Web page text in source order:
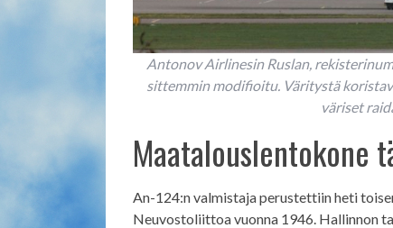
Antonov Airlinesin Ruslan,
sittemmin modifioitu. Väritystä
väriset
Maatalouslentokone
An-124:n valmistaja perustettiin heti
Neuvostoliittoa vuonna 1946. Hallinnon